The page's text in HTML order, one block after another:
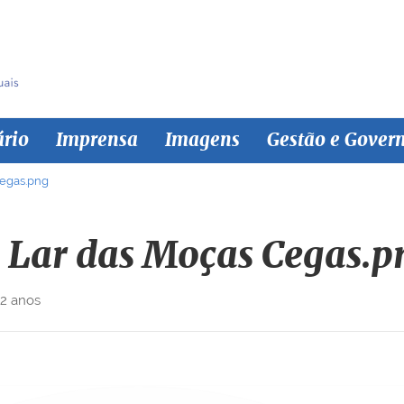
Imprensa Imagens Gestão e
das Moças
anos